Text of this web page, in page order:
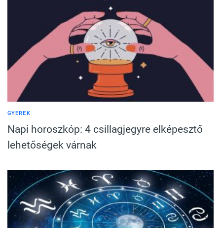
GYEREK
Napi horoszkóp: 4 csillagjegyre elképesztő
lehetőségek várnak